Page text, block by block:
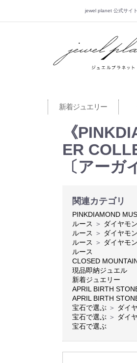
jewel planet 公式サイ
jewel
新着ジュエリー
《
ER
〔アーガ
関連カテゴリ
PINKDIAMOND
ルース ＞ ダイヤモ
ルース ＞ ダイヤモ
ルース ＞ ダイヤモ
ルース
CLOSED
現品即納ジュエル
新着ジュエリー
APRIL BIRTH
APRIL BIRTH
宝石で選ぶ ＞ ダイ
宝石で選ぶ ＞ ダイ
宝石で選ぶ